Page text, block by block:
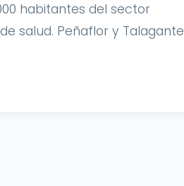
habitantes del sector
salud. Peñaflor y Talagante